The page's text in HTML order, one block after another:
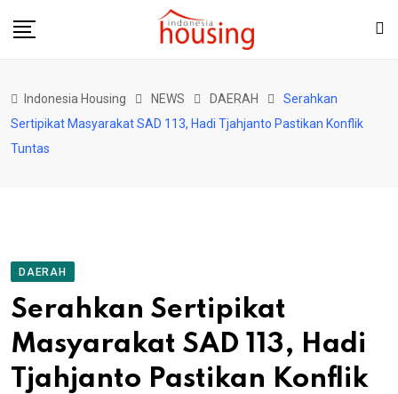
Indonesia Housing NEWS DAERAH
Serahkan
Sertipikat Masyarakat SAD 113, Hadi Tjahjanto Pastikan Konflik
Tuntas
DAERAH
Serahkan Sertipikat
Masyarakat SAD 113, Hadi
Tjahjanto Pastikan Konflik